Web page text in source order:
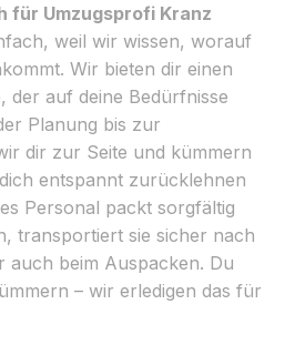
für Umzugsprofi Kranz
weil wir wissen, worauf
Wir bieten dir einen
der auf deine Bedürfnisse
Planung bis zur
dir zur Seite und kümmern
entspannt zurücklehnen
Personal packt sorgfältig
transportiert sie sicher nach
auch beim Auspacken. Du
– wir erledigen das für